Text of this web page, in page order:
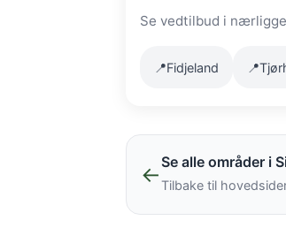
Se vedtilbud i
📍Fidjeland 📍
← Se alle områder i
Tilbake til